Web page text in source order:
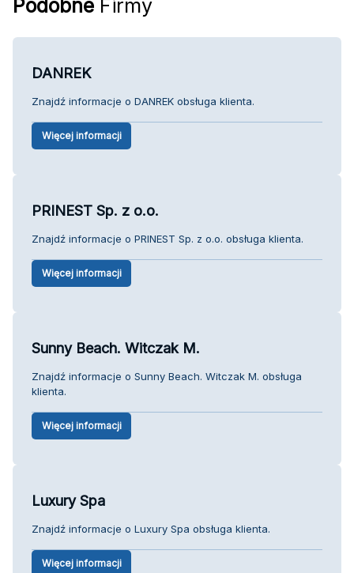
Podobne Firmy
DANREK
Znajdź informacje o DANREK obsługa klienta.
Więcej informacji
PRINEST Sp. z o.o.
Znajdź informacje o PRINEST Sp. z o.o. obsługa klienta.
Więcej informacji
Sunny Beach. Witczak M.
Znajdź informacje o Sunny Beach. Witczak M. obsługa
klienta.
Więcej informacji
Luxury Spa
Znajdź informacje o Luxury Spa obsługa klienta.
Więcej informacji